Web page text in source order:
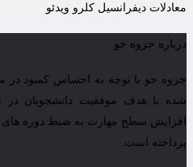
معادلات دیفرانسیل کلرو ویدئو
درباره جزوه جو
جزوه جو با توجه به احساس کمبود در
شده با هدف موفقیت دانشجویان در
افزایش سطح مهارت به ضبط دوره
پرداخته است.